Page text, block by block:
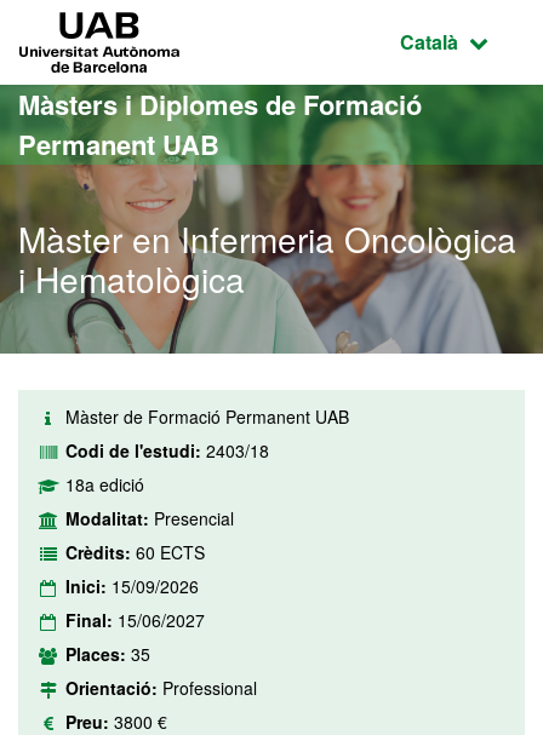
Ves al contingut principal
Ves a la navegació de la pàgina
Idioma
Català
Màsters i Diplomes de Formació
Permanent UAB
Màster en Infermeria Oncològica
i Hematològica
Màster de Formació Permanent UAB
Codi de l'estudi: 2403/18
18a edició
Modalitat: Presencial
Crèdits: 60 ECTS
Inici: 15/09/2026
Final: 15/06/2027
Places: 35
Orientació: Professional
Preu: 3800 €